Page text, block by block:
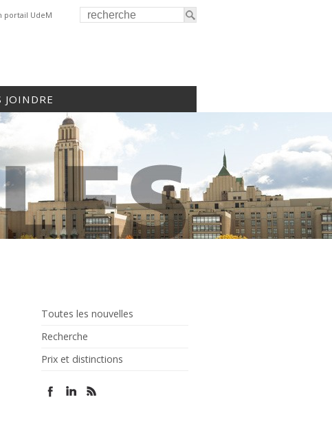
portail UdeM
JOINDRE
Toutes les nouvelles
Recherche
Prix et distinctions